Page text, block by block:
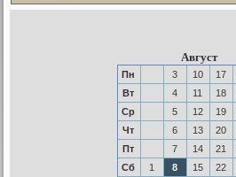
Август
Пн 3 10 17
Вт
4 11 18
Ср
5 12 19
Чт
6 13 20
Пт
7 14 21
Сб
1 8 15 22